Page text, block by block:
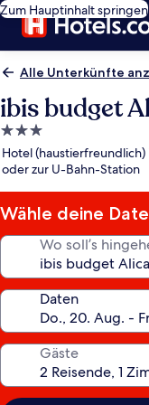
Zum Hauptinhalt springen
Alle Unterkünfte
ibis budget
3.0-
Sterne-
Unterkunft
Hotel
oder zur U-Bahn-Station
Wähle deine
Wo soll’s
Daten
Gäste